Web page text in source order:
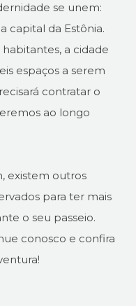
se unem:
capital da Estônia.
a cidade
espaços a serem
contratar o
ao longo
existem outros
para ter mais
o seu passeio.
conosco e confira